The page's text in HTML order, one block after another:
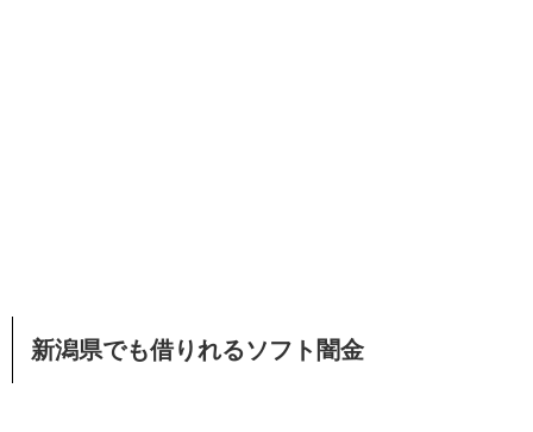
新潟県でも借りれるソフト闇金